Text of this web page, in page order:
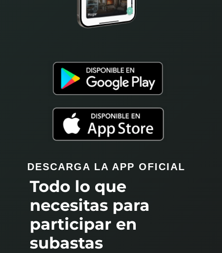
DESCARGA LA APP OFICIAL
Todo lo que
necesitas para
participar en
subastas